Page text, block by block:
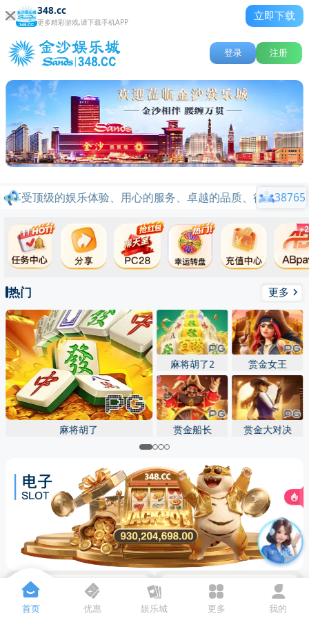
348.cc
更多精彩游戏,请下载手机APP
立即下载
登录 注册
受顶级的娱乐体验、用心的服务、卓越的品质、行业标杆品
38765
麻将胡了
麻将胡了2 赏金女王
赏金船长 赏金大对决
首页 优惠 娱乐城 更多 我的
关闭
先点击，再“添加到主屏幕”